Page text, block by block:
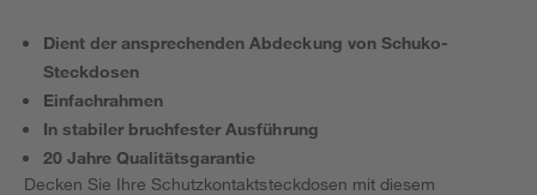
Dient der ansprechenden Abdeckung von Schuko-
Steckdosen
Einfachrahmen
In stabiler bruchfester Ausführung
20 Jahre Qualitätsgarantie
Decken Sie Ihre Schutzkontaktsteckdosen mit diesem